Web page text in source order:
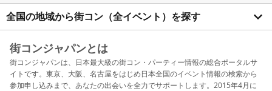
全国の地域から街コン（全イベント）を探す
街コンジャパンとは
街コンジャパンは、日本最大級の街コン・パーティー情報の総合ポータルサ
イトです。東京、大阪、名古屋をはじめ日本全国のイベント情報の検索から
参加申し込みまで、あなたの出会いを全力でサポートします。2015年4月に